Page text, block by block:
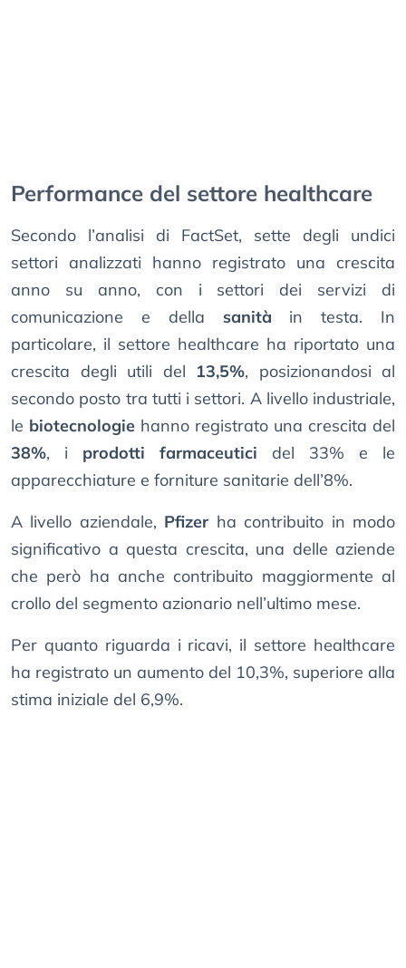
Performance del settore healthcare
Secondo l’analisi di FactSet, sette degli undici
settori analizzati hanno registrato una crescita
anno su anno, con i settori dei servizi di
comunicazione e della sanità in testa. In
particolare, il settore healthcare ha riportato una
crescita degli utili del 13,5%, posizionandosi al
secondo posto tra tutti i settori. A livello industriale,
le biotecnologie hanno registrato una crescita del
38%, i prodotti farmaceutici del 33% e le
apparecchiature e forniture sanitarie dell’8%.
A livello aziendale, Pfizer ha contribuito in modo
significativo a questa crescita, una delle aziende
che però ha anche contribuito maggiormente al
crollo del segmento azionario nell’ultimo mese.
Per quanto riguarda i ricavi, il settore healthcare
ha registrato un aumento del 10,3%, superiore alla
stima iniziale del 6,9%.